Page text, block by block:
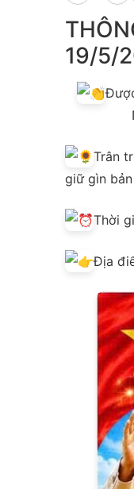
19/5/
Trân
giữ gìn
Thời
Địa